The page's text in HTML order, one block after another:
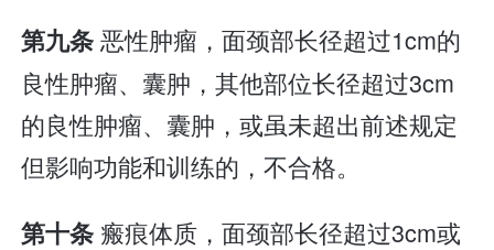
第九条恶性肿瘤，面颈部长径超过1cm的
良性肿瘤、囊肿，其他部位长径超过3cm
的良性肿瘤、囊肿，或虽未超出前述规定
但影响功能和训练的，不合格。
第十条 瘢痕体质，面颈部长径超过3cm或